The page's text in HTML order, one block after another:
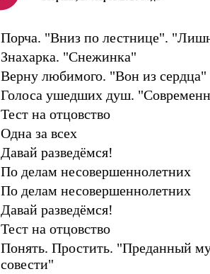
Порча. "Вниз по лестнице".
Знахарка. "Снежинка"
Верну любимого. "Вон из сердца"
Голоса ушедших душ.
Тест на отцовство
Одна за всех
Давай разведёмся!
По делам несовершеннолетних
По делам несовершеннолетних
Давай разведёмся!
Тест на отцовство
Понять. Простить. "Преданный
совести"